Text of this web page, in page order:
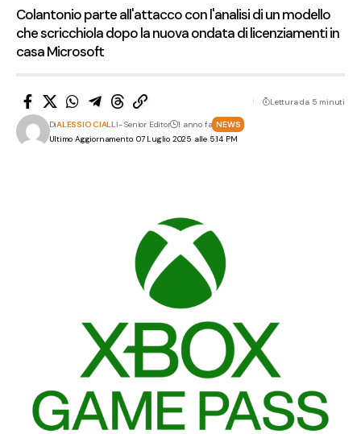
Colantonio parte all'attacco con l'analisi di un modello
che scricchiola dopo la nuova ondata di licenziamenti in
casa Microsoft
Ultimo Aggiornamento: 07 Luglio 2025 alle 5:14 PM
DiALESSIO CIALLI- Senior Editor 1 anno fa NEWS
Lettura da 5 minuti